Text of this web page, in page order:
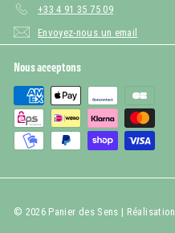
+33 4 91 35 75 09
Envoyez-nous un email
Nous acceptons
© 2026 Panier des Sens | Réalisation